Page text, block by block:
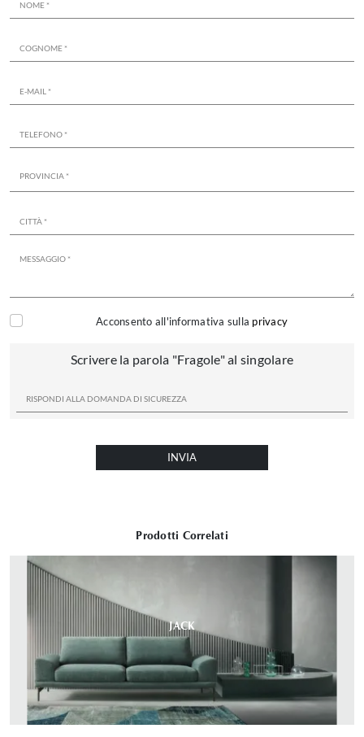
Prodotti Correlati
JACK
Acconsento all'informativa sulla privacy
Scrivere la parola "Fragole" al singolare
INVIA